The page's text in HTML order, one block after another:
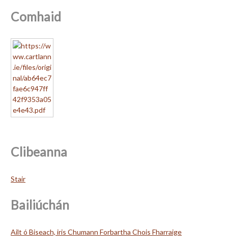
Comhaid
Clibeanna
Stair
Bailiúchán
Ailt ó Biseach, iris Chumann Forbartha Chois Fharraige